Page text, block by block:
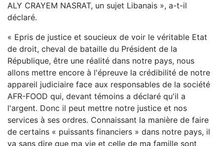
ALY CRAYEM NASRAT, un sujet Libanais », a-t-il
déclaré.
« Epris de justice et soucieux de voir le véritable Etat
de droit, cheval de bataille du Président de la
République, être une réalité dans notre pays, nous
allons mettre encore à l'épreuve la crédibilité de notre
appareil judiciaire face aux responsables de la société
AFR-FOOD qui, devant témoins a déclaré qu'il a
l'argent. Donc il peut mettre notre justice et nos
services à ses ordres. Connaissant la manière de faire
de certains « puissants financiers » dans notre pays, il
va sans dire que ma vie et celle de ma famille sont